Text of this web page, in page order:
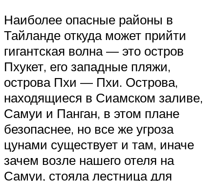
Наиболее опасные районы в
Тайланде откуда может прийти
гигантская волна — это остров
Пхукет, его западные пляжи,
острова Пхи — Пхи. Острова,
находящиеся в Сиамском заливе,
Самуи и Панган, в этом плане
безопаснее, но все же угроза
цунами существует и там, иначе
зачем возле нашего отеля на
Самуи, стояла лестница для